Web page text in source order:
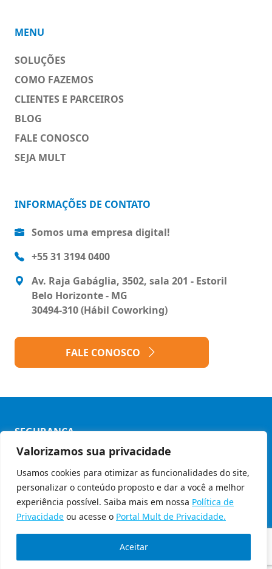
Valorizamos sua privacidade
Usamos cookies para otimizar as funcionalidades do site,
personalizar o conteúdo proposto e dar a você a melhor
experiência possível. Saiba mais em nossa Política de
Privacidade ou acesse o Portal Mult de Privacidade.
Aceitar
MENU
SOLUÇÕES
COMO FAZEMOS
CLIENTES E PARCEIROS
BLOG
FALE CONOSCO
SEJA MULT
INFORMAÇÕES DE CONTATO
Somos uma empresa digital!
+55 31 3194 0400
Av. Raja Gabáglia, 3502, sala 201 - Estoril
Belo Horizonte - MG
30494-310 (Hábil Coworking)
FALE CONOSCO
SEGURANÇA
Política de Privacidade
Código de Ética
© Copyright 2026 - Grupo Mult